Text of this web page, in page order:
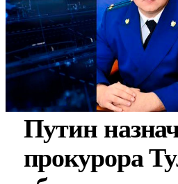
Путин
прокурора